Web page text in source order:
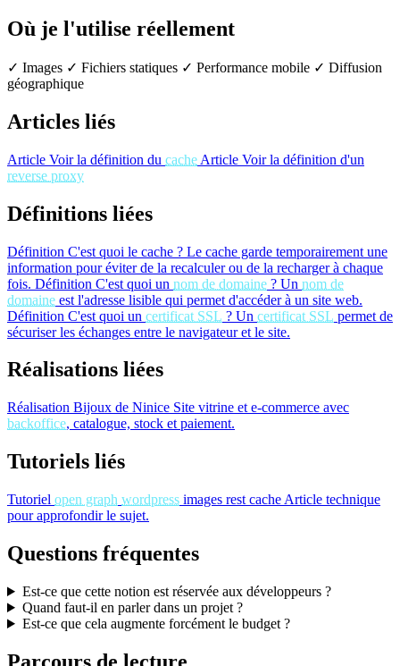
Où je l'utilise réellement
✓ Images ✓ Fichiers statiques ✓ Performance mobile ✓ Diffusion
géographique
Articles liés
Article Voir la définition du cache Article Voir la définition d'un
reverse proxy
Définitions liées
Définition C'est quoi le cache ? Le cache garde temporairement une
information pour éviter de la recalculer ou de la recharger à chaque
fois. Définition C'est quoi un nom de domaine ? Un nom de
domaine est l'adresse lisible qui permet d'accéder à un site web.
Définition C'est quoi un certificat SSL ? Un certificat SSL permet de
sécuriser les échanges entre le navigateur et le site.
Réalisations liées
Réalisation Bijoux de Ninice Site vitrine et e-commerce avec
backoffice, catalogue, stock et paiement.
Tutoriels liés
Tutoriel open graph wordpress images rest cache Article technique
pour approfondir le sujet.
Questions fréquentes
Est-ce que cette notion est réservée aux développeurs ?
Quand faut-il en parler dans un projet ?
Est-ce que cela augmente forcément le budget ?